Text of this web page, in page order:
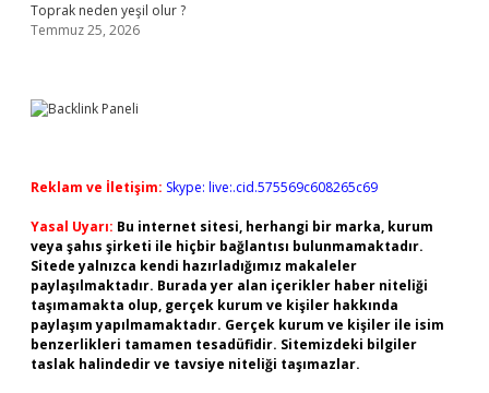
Toprak neden yeşil olur ?
Temmuz 25, 2026
Reklam ve İletişim: Skype: live:.cid.575569c608265c69
Yasal Uyarı: Bu internet sitesi, herhangi bir marka, kurum
veya şahıs şirketi ile hiçbir bağlantısı bulunmamaktadır.
Sitede yalnızca kendi hazırladığımız makaleler
paylaşılmaktadır. Burada yer alan içerikler haber niteliği
taşımamakta olup, gerçek kurum ve kişiler hakkında
paylaşım yapılmamaktadır. Gerçek kurum ve kişiler ile isim
benzerlikleri tamamen tesadüfidir. Sitemizdeki bilgiler
taslak halindedir ve tavsiye niteliği taşımazlar.